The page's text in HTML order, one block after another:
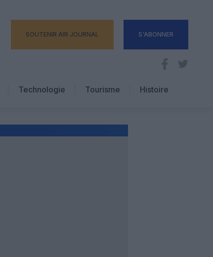
SOUTENIR AIR JOURNAL S'ABONNER
Technologie
Tourisme
Hôtellerie
Histoire